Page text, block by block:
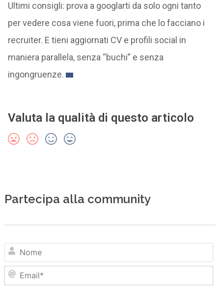
Ultimi consigli: prova a googlarti da solo ogni tanto
per vedere cosa viene fuori, prima che lo facciano i
recruiter. E tieni aggiornati CV e profili social in
maniera parallela, senza “buchi” e senza
ingongruenze.
Valuta la qualità di questo articolo
Partecipa alla community